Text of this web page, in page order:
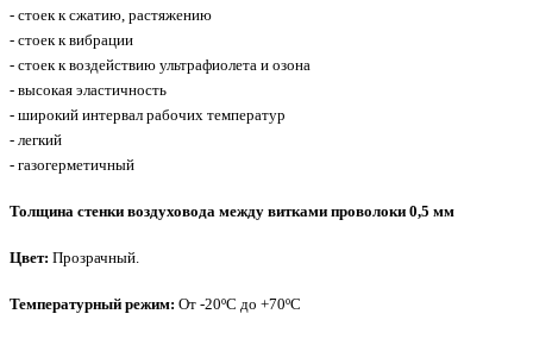
- стоек к сжатию, растяжению
- стоек к вибрации
- стоек к воздействию ультрафиолета и озона
- высокая эластичность
- широкий интервал рабочих температур
- легкий
- газогерметичный
Толщина стенки воздуховода между витками проволоки 0,5 мм
Цвет: Прозрачный.
Температурный режим: От -20ºС до +70ºС